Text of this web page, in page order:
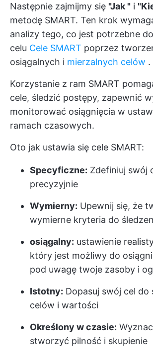
Następnie zajmijmy się "Jak " i
metodę SMART. Ten krok
analizy tego, co jest potrzebne
celu Cele SMART poprzez
osiągalnych i mierzalnych celów .
Korzystanie z ram SMART
cele, śledzić postępy, zapewnić
monitorować osiągnięcia w
ramach czasowych.
Oto jak ustawia się cele SMART:
Specyficzne: Zdefiniuj swój
precyzyjnie
Wymierny: Upewnij się, że
wymierne kryteria do
osiągalny: ustawienie
który jest możliwy do
pod uwagę twoje zasoby i
Istotny: Dopasuj swój cel do
celów i wartości
Określony w czasie:
stworzyć pilność i skupienie